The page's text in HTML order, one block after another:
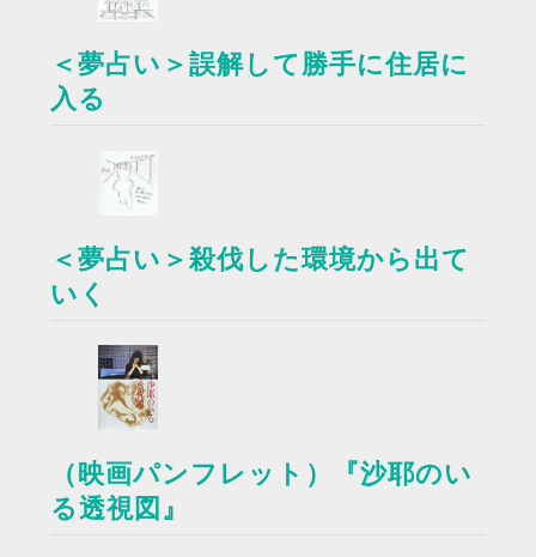
＜夢占い＞誤解して勝手に住居に
入る
＜夢占い＞殺伐した環境から出て
いく
（映画パンフレット）『沙耶のい
る透視図』